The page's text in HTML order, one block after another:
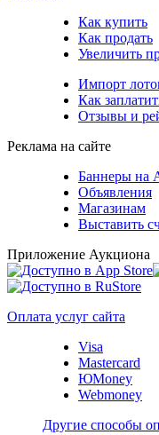
Как купить
Как продать
Увеличить
Импорт
Как
Отзывы и
Реклама на сайте
Баннеры на
Объявления
Магазинам
Выставить
Приложение Аукциона
Оплата услуг сайта
Visa
Mastercard
ЮMoney
Webmoney
Другие способы